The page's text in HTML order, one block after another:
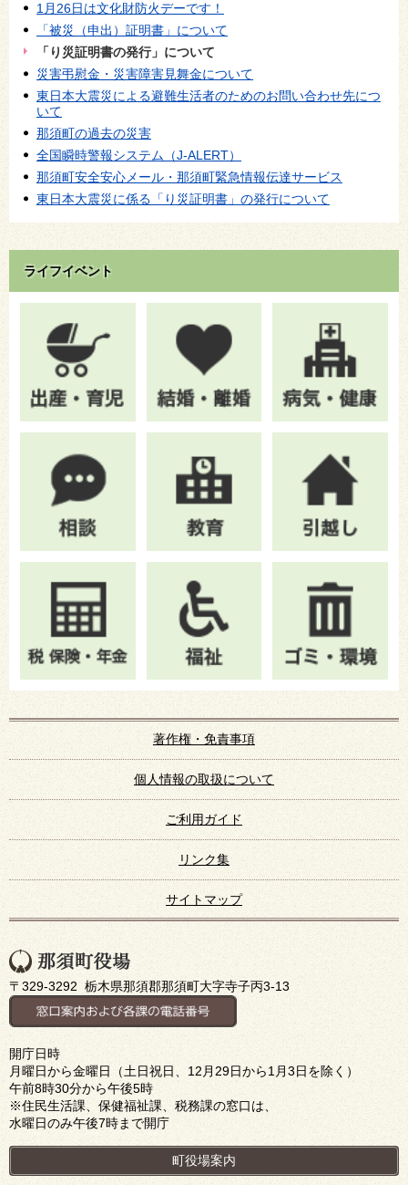
1月26日は文化財防火デーです！
「被災（申出）証明書」について
「り災証明書の発行」について
災害弔慰金・災害障害見舞金について
東日本大震災による避難生活者のためのお問い合わせ先につ
いて
那須町の過去の災害
全国瞬時警報システム（J-ALERT）
那須町安全安心メール・那須町緊急情報伝達サービス
東日本大震災に係る「り災証明書」の発行について
ライフイベント
著作権・免責事項
個人情報の取扱について
ご利用ガイド
リンク集
サイトマップ
〒329-3292 栃木県那須郡那須町大字寺子丙3-13
開庁日時
月曜日から金曜日（土日祝日、12月29日から1月3日を除く）
午前8時30分から午後5時
※住民生活課、保健福祉課、税務課の窓口は、
水曜日のみ午後7時まで開庁
町役場案内